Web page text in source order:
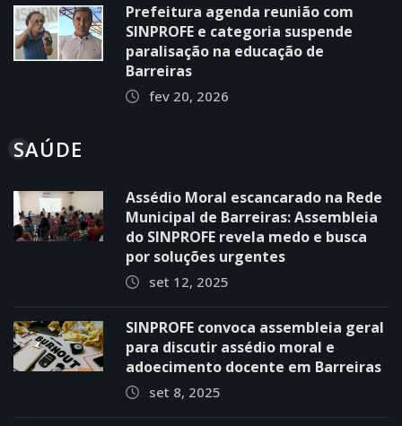
Prefeitura agenda reunião com
SINPROFE e categoria suspende
paralisação na educação de
Barreiras
fev 20, 2026
SAÚDE
Assédio Moral escancarado na Rede
Municipal de Barreiras: Assembleia
do SINPROFE revela medo e busca
por soluções urgentes
set 12, 2025
SINPROFE convoca assembleia geral
para discutir assédio moral e
adoecimento docente em Barreiras
set 8, 2025